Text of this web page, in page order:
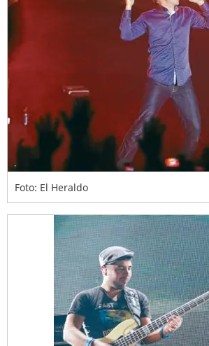
Foto: El Heraldo